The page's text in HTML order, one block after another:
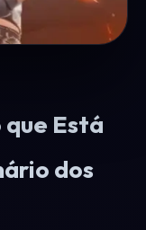
Está
dos